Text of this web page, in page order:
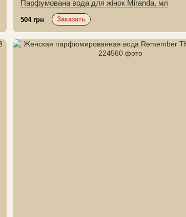
Парфумована вода для жінок Miranda, мл
504 грн Заказать